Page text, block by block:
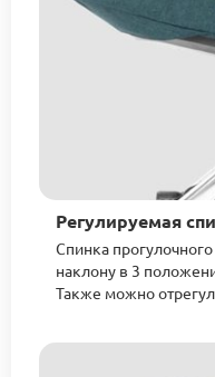
Регулируемая
Спинка
наклону в 3
Также можно